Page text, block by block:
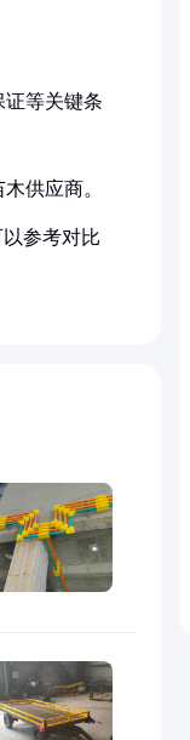
等关键条
供应商。
参考对比